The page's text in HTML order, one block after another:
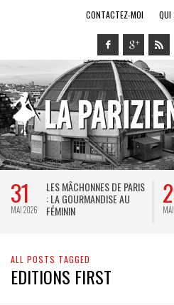
CONTACTEZ-MOI QUI
31
MAI 2026
LES MÂCHONNES DE PARIS
: LA GOURMANDISE AU
FÉMININ
ALL POSTS TAGGED
EDITIONS FIRST